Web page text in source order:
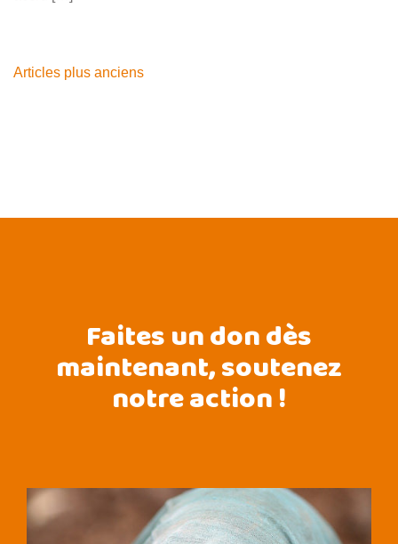
Navigation
Articles plus anciens
Faites un don dès
maintenant, soutenez
notre action !